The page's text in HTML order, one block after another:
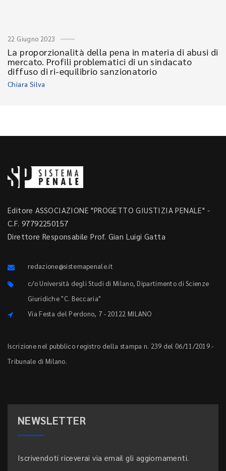
22 Giugno 2023
La proporzionalità della pena in materia di abusi di
mercato. Profili problematici di un sindacato
diffuso di ri-equilibrio sanzionatorio
Chiara Silva
Editore ASSOCIAZIONE "PROGETTO GIUSTIZIA PENALE" -
C.F. 97792250157
Direttore Responsabile Prof. Gian Luigi Gatta
redazione@sistemapenale.it
c/o Università degli Studi di Milano, Dipartimento di Scienze
Giuridiche "C. Beccaria"
Via Festa del Perdono, 7 - 20122 MILANO
Iscrizione nel pubblico registro della stampa n. 239 del 06/11/2019 -
Tribunale di Milano.
NEWSLETTER
Iscrivendoti riceverai via email gli aggiornamenti.